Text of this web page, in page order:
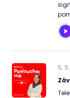
5. 5.